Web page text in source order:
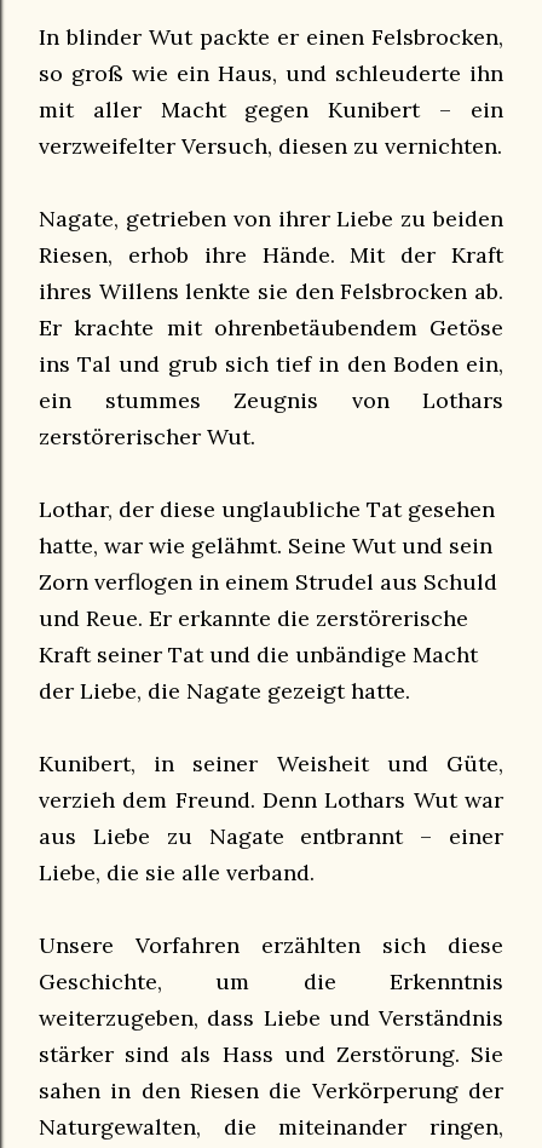
In blinder Wut packte er einen Felsbrocken,
so groß wie ein Haus, und schleuderte ihn
mit aller Macht gegen Kunibert – ein
verzweifelter Versuch, diesen zu vernichten.
Nagate, getrieben von ihrer Liebe zu beiden
Riesen, erhob ihre Hände. Mit der Kraft
ihres Willens lenkte sie den Felsbrocken ab.
Er krachte mit ohrenbetäubendem Getöse
ins Tal und grub sich tief in den Boden ein,
ein stummes Zeugnis von Lothars
zerstörerischer Wut.
Lothar, der diese unglaubliche Tat gesehen
hatte, war wie gelähmt. Seine Wut und sein
Zorn verflogen in einem Strudel aus Schuld
und Reue. Er erkannte die zerstörerische
Kraft seiner Tat und die unbändige Macht
der Liebe, die Nagate gezeigt hatte.
Kunibert, in seiner Weisheit und Güte,
verzieh dem Freund. Denn Lothars Wut war
aus Liebe zu Nagate entbrannt – einer
Liebe, die sie alle verband.
Unsere Vorfahren erzählten sich diese
Geschichte, um die Erkenntnis
weiterzugeben, dass Liebe und Verständnis
stärker sind als Hass und Zerstörung. Sie
sahen in den Riesen die Verkörperung der
Naturgewalten, die miteinander ringen,